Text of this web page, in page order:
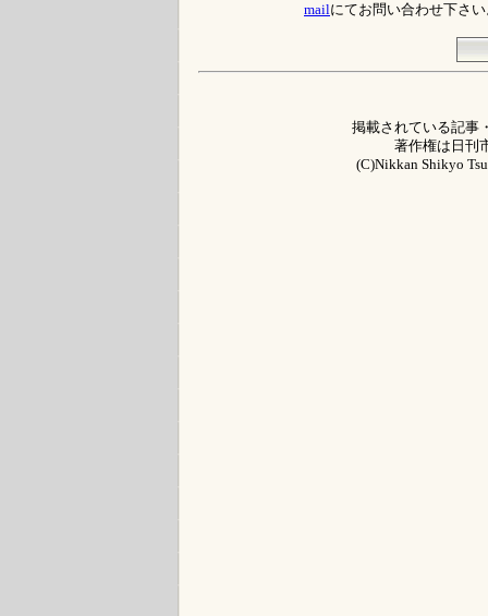
mailにてお問い合わせ下さ
掲載されている記事
著作権は日刊
(C)Nikkan Shikyo